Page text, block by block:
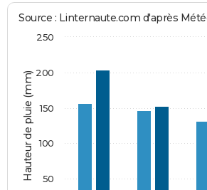
Hauteur de pluie (mm)
Source : Linternaute.com d'après
50
100
150
200
250